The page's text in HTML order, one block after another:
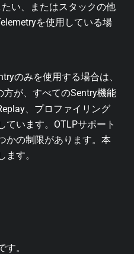
い、またはスタックの他
を使用している場
のみを使用する場合は、
方が、すべてのSentry機能
、プロファイリング
ています。OTLPサポート
かの制限があります。本
す。
。